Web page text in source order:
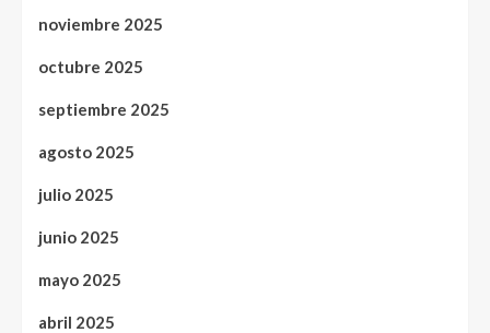
noviembre 2025
octubre 2025
septiembre 2025
agosto 2025
julio 2025
junio 2025
mayo 2025
abril 2025